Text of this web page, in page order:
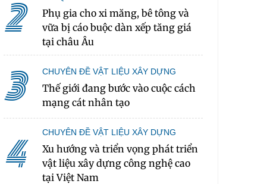
2
Phụ gia cho xi măng, bê tông và
vữa bị cáo buộc dàn xếp tăng giá
tại châu Âu
3 CHUYÊN ĐỀ VẬT LIỆU XÂY DỰNG
Thế giới đang bước vào cuộc cách
mạng cát nhân tạo
4 CHUYÊN ĐỀ VẬT LIỆU XÂY DỰNG
Xu hướng và triển vọng phát triển
vật liệu xây dựng công nghệ cao
tại Việt Nam